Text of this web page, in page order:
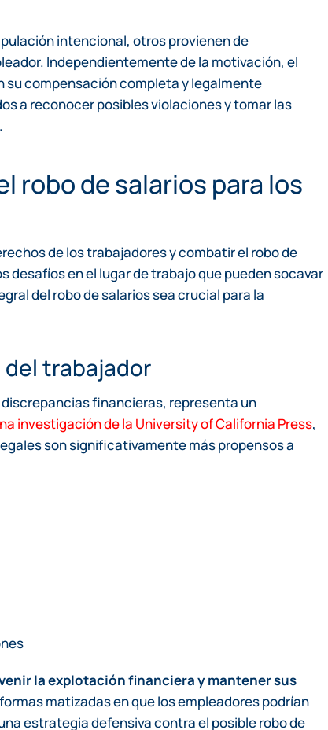
intencional, otros provienen de
Independientemente de la motivación, el
su compensación completa y legalmente
a reconocer posibles violaciones y tomar las
robo de salarios para los
de los trabajadores y combatir el robo de
en el lugar de trabajo que pueden socavar
del robo de salarios sea crucial para la
trabajador
financieras, representa un
investigación de la University of California Press,
son significativamente más propensos a
la explotación financiera y mantener sus
matizadas en que los empleadores podrían
estrategia defensiva contra el posible robo de